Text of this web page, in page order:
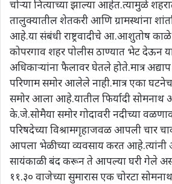
चोऱ्या नित्याच्या झाल्या आहेत.त्यामुळे
तालुक्यातील शेतकरी आणि ग्रामस्थांना
आहे.या संबंधी राष्ट्रवादीचे आ.आशुतोष
कोपरगाव शहर पोलीस ठाण्यात भेट देऊन
अधिकाऱ्यांना फैलावर घेतले होते.मात्र
परिणाम समोर आलेले नाही.मात्र एका
समोर आला आहे.यातील फिर्यादी सोमनाथ
के.जे.सोमैया समोर गोदावरी नदीच्या
परिषदेच्या विश्रामगृहाजवळ आपली चार
आपला भेळीच्या व्यवसाय करत
सायंकाळी बंद करून ते आपल्या घरी गेले
११.३० वाजेच्या सुमारास एक चोरटा